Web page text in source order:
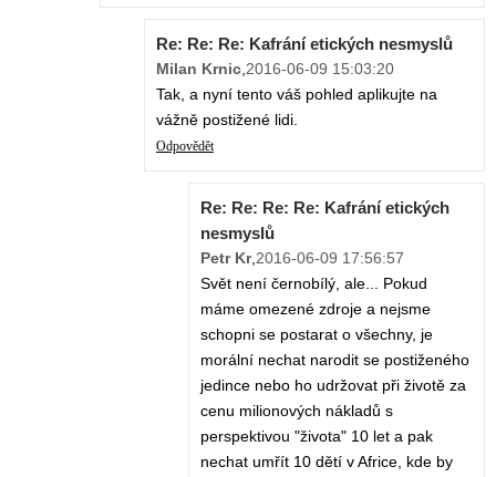
Re: Re: Re: Kafrání etických nesmyslů
Milan Krnic,2016-06-09 15:03:20
Tak, a nyní tento váš pohled aplikujte na
vážně postižené lidi.
Odpovědět
Re: Re: Re: Re: Kafrání etických
nesmyslů
Petr Kr,2016-06-09 17:56:57
Svět není černobílý, ale... Pokud
máme omezené zdroje a nejsme
schopni se postarat o všechny, je
morální nechat narodit se postiženého
jedince nebo ho udržovat při životě za
cenu milionových nákladů s
perspektivou "života" 10 let a pak
nechat umřít 10 dětí v Africe, kde by